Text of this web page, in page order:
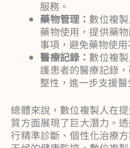
服務。
藥物管理： 數位複
藥物使用，提供藥
事項，避免藥物使用
醫療記錄： 數位複
護患者的醫療記錄
整性，進一步支援醫
總體來說，數位複製人在
質方面展現了巨大潛力。
行精準診斷、個性化治療